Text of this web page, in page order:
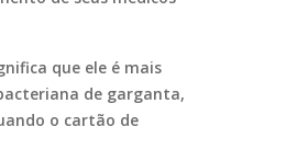
que ele é mais
de garganta,
o cartão de